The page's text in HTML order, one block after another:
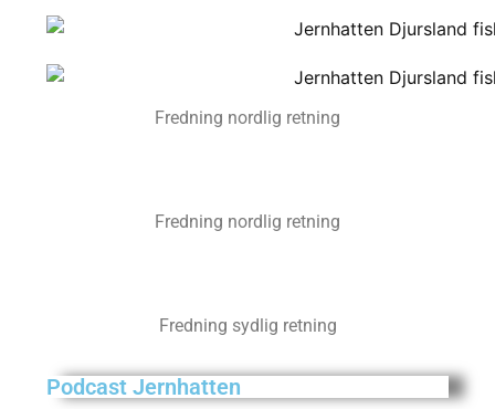
Fredning nordlig retning
Fredning nordlig retning
Fredning sydlig retning
Podcast Jernhatten